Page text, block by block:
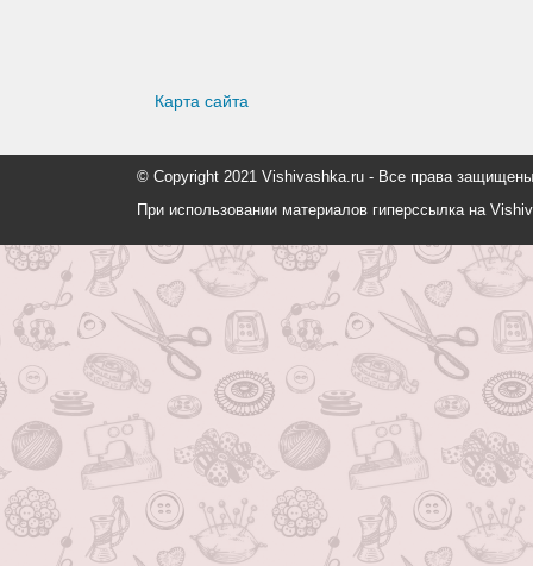
Карта сайта
© Copyright 2021 Vishivashka.ru - Все права
При использовании материалов гиперссылка на